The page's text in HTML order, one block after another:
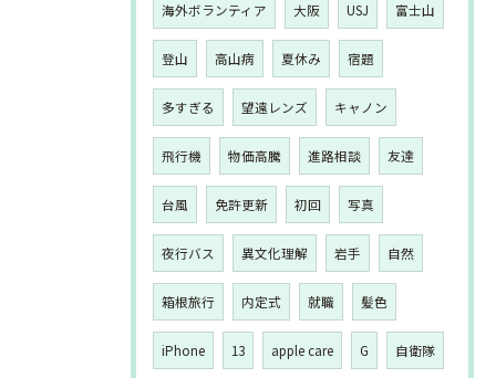
海外ボランティア 大阪 USJ 富士山
登山 高山病 夏休み 宿題
多すぎる 望遠レンズ キャノン
飛行機 物価高騰 進路相談 友達
台風 免許更新 初回 写真
夜行バス 異文化理解 岩手 自然
箱根旅行 内定式 就職 髪色
iPhone 13 apple care G 自衛隊